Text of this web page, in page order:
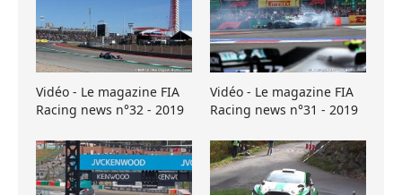
Vidéo - Le magazine FIA
Racing news n°32 - 2019
Vidéo - Le magazine FIA
Racing news n°31 - 2019